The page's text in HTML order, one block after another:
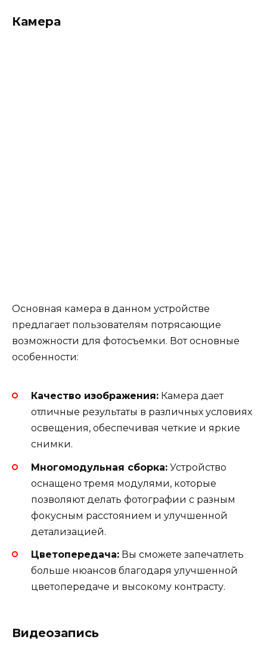
Камера
Основная камера в данном устройстве
предлагает пользователям потрясающие
возможности для фотосъемки. Вот основные
особенности:
Качество изображения: Камера дает
отличные результаты в различных условиях
освещения, обеспечивая четкие и яркие
снимки.
Многомодульная сборка: Устройство
оснащено тремя модулями, которые
позволяют делать фотографии с разным
фокусным расстоянием и улучшенной
детализацией.
Цветопередача: Вы сможете запечатлеть
больше нюансов благодаря улучшенной
цветопередаче и высокому контрасту.
Видеозапись